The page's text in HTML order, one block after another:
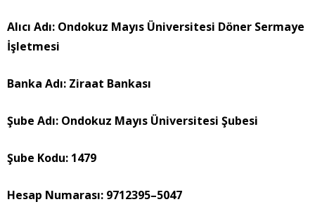
Alıcı Adı: Ondokuz Mayıs Üniversitesi Döner Sermaye
İşletmesi
Banka Adı: Ziraat Bankası
Şube Adı: Ondokuz Mayıs Üniversitesi Şubesi
Şube Kodu: 1479
Hesap Numarası: 9712395–5047